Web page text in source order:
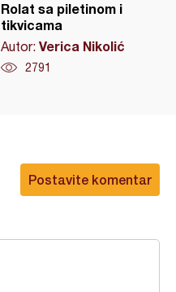
Rolat sa piletinom i
tikvicama
Autor: Verica Nikolić
2791
Postavite komentar